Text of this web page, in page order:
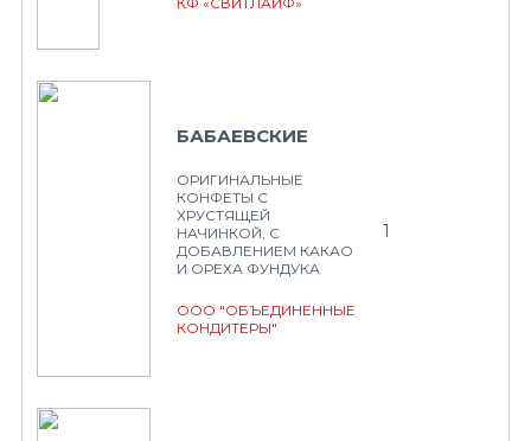
БАБАЕВСКИЕ
ОРИГИНАЛЬНЫЕ
КОНФЕТЫ С
ХРУСТЯЩЕЙ
НАЧИНКОЙ, С
ДОБАВЛЕНИЕМ КАКАО
И ОРЕХА ФУНДУКА
ООО "ОБЪЕДИНЕННЫЕ
КОНДИТЕРЫ"
1